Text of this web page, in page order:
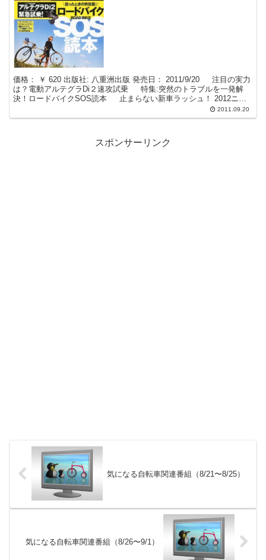
価格： ￥ 620 出版社: 八重洲出版 発売日： 2011/9/20 注目の実力
は？電動アルテグラDi２速攻試乗 特集:突然のトラブルを一発解
決！ロードバイクSOS読本 止まらない新車ラッシュ！ 2012ニュ
2011.09.20
スポンサーリンク
気になる自転車関連番組（8/21〜8/25）
気になる自転車関連番組（8/26〜9/1）